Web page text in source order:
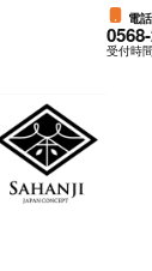
受付
フロアガイド
ショップ検索